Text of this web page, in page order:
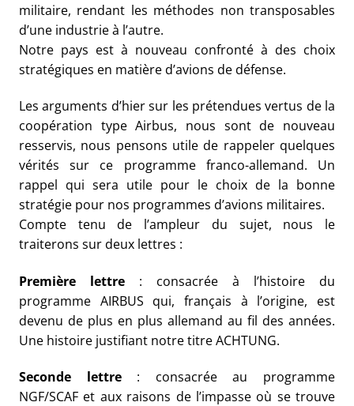
militaire, rendant les méthodes non transposables
d’une industrie à l’autre.
Notre pays est à nouveau confronté à des choix
stratégiques en matière d’avions de défense.
Les arguments d’hier sur les prétendues vertus de la
coopération type Airbus, nous sont de nouveau
resservis, nous pensons utile de rappeler quelques
vérités sur ce programme franco-allemand. Un
rappel qui sera utile pour le choix de la bonne
stratégie pour nos programmes d’avions militaires.
Compte tenu de l’ampleur du sujet, nous le
traiterons sur deux lettres :
Première lettre : consacrée à l’histoire du
programme AIRBUS qui, français à l’origine, est
devenu de plus en plus allemand au fil des années.
Une histoire justifiant notre titre ACHTUNG.
Seconde lettre : consacrée au programme
NGF/SCAF et aux raisons de l’impasse où se trouve